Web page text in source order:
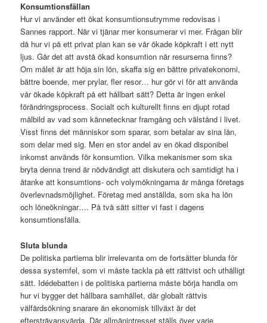
Konsumtionsfällan
Hur vi använder ett ökat konsumtionsutrymme redovisas i
Sannes rapport. När vi tjänar mer konsumerar vi mer. Frågan blir
då hur vi på ett privat plan kan se vår ökade köpkraft i ett nytt
ljus. Går det att avstå ökad konsumtion när resurserna finns?
Om målet är att höja sin lön, skaffa sig en bättre privatekonomi,
bättre boende, mer prylar, fler resor… hur gör vi för att använda
vår ökade köpkraft på ett hållbart sätt? Detta är ingen enkel
förändringsprocess. Socialt och kulturellt finns en djupt rotad
målbild av vad som kännetecknar framgång och välstånd i livet.
Visst finns det människor som sparar, som betalar av sina lån,
som delar med sig. Men en stor andel av en ökad disponibel
inkomst används för konsumtion. Vilka mekanismer som ska
bryta denna trend är nödvändigt att diskutera och samtidigt ha i
åtanke att konsumtions- och volymökningarna är många företags
överlevnadsmöjlighet. Företag med anställda, som ska ha lön
och löneökningar…. På två sätt sitter vi fast i dagens
konsumtionsfälla.
Sluta blunda
De politiska partierna blir irrelevanta om de fortsätter blunda för
dessa systemfel, som vi måste tackla på ett rättvist och uthålligt
sätt. Idédebatten i de politiska partierna måste börja handla om
hur vi bygger det hållbara samhället, där globalt rättvis
välfärdsökning snarare än ekonomisk tillväxt är det
eftersträvansvärda. Där allmänintresset ställs över varje